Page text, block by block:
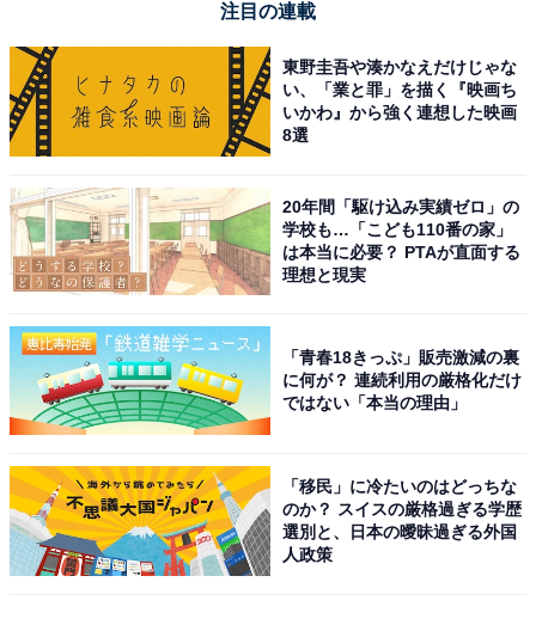
すると、売上の一部がオールアバウトに還元されること
があります
この記事の執筆者： 坂上 恵
All About ニュースの編集者。オールアバウトに入社後、SNSトレン
ドにフォーカスした記事執筆やSEOライティングの経験を経て、の
ちにAll About ニュースチームのメンバーに加入。現在は旅行・カル
チャー・エンタメなどを中心に企画編集を担当。東京都出身。居酒
こちらもおすすめ
【楽天トラベル売れ筋1位】「アパホテル＆リゾ
ート〈横浜ベイタワー〉」はみなとみらいを一
注目の連載
東野圭吾や湊かなえだけじゃな
い、「業と罪」を描く『映画ち
いかわ』から強く連想した映画
8選
20年間「駆け込み実績ゼロ」の
学校も…「こども110番の家」
は本当に必要？ PTAが直面する
理想と現実
「青春18きっぷ」販売激減の裏
に何が？ 連続利用の厳格化だけ
ではない「本当の理由」
「移民」に冷たいのはどっちな
のか？ スイスの厳格過ぎる学歴
選別と、日本の曖昧過ぎる外国
人政策